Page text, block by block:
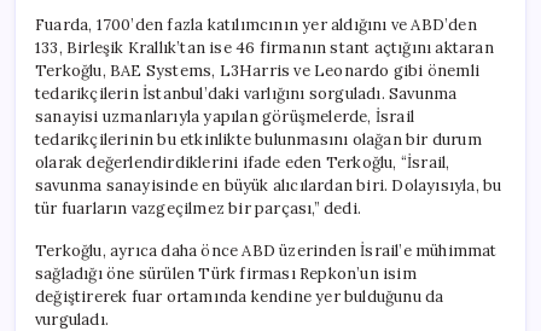
Fuarda, 1700’den fazla katılımcının yer aldığını ve ABD’den
133, Birleşik Krallık’tan ise 46 firmanın stant açtığını aktaran
Terkoğlu, BAE Systems, L3Harris ve Leonardo gibi önemli
tedarikçilerin İstanbul’daki varlığını sorguladı. Savunma
sanayisi uzmanlarıyla yapılan görüşmelerde, İsrail
tedarikçilerinin bu etkinlikte bulunmasını olağan bir durum
olarak değerlendirdiklerini ifade eden Terkoğlu, “İsrail,
savunma sanayisinde en büyük alıcılardan biri. Dolayısıyla, bu
tür fuarların vazgeçilmez bir parçası,” dedi.
Terkoğlu, ayrıca daha önce ABD üzerinden İsrail’e mühimmat
sağladığı öne sürülen Türk firması Repkon’un isim
değiştirerek fuar ortamında kendine yer bulduğunu da
vurguladı.